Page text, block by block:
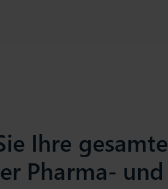
Ihre gesamte
Pharma- und